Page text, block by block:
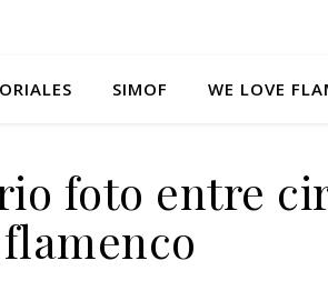
SIMOF WE LOVE
foto entre